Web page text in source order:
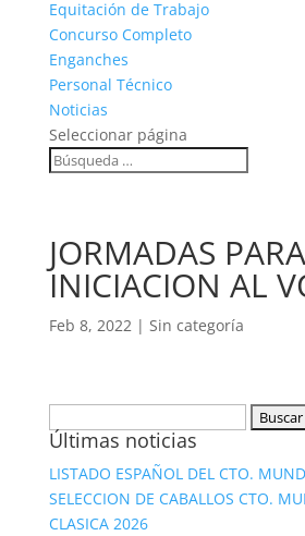
Equitación de Trabajo
Concurso Completo
Enganches
Personal Técnico
Noticias
Seleccionar página
JORMADAS
INICIACION AL
Feb 8, 2022| Sin categoría
Últimas noticias
LISTADO ESPAÑOL DEL CTO.
SELECCION DE CABALLOS CTO.
CLASICA 2026